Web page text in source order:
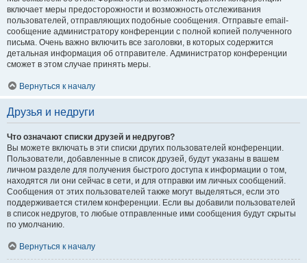
включает меры предосторожности и возможность отслеживания
пользователей, отправляющих подобные сообщения. Отправьте email-
сообщение администратору конференции с полной копией полученного
письма. Очень важно включить все заголовки, в которых содержится
детальная информация об отправителе. Администратор конференции
сможет в этом случае принять меры.
Вернуться к началу
Друзья и недруги
Что означают списки друзей и недругов?
Вы можете включать в эти списки других пользователей конференции.
Пользователи, добавленные в список друзей, будут указаны в вашем
личном разделе для получения быстрого доступа к информации о том,
находятся ли они сейчас в сети, и для отправки им личных сообщений.
Сообщения от этих пользователей также могут выделяться, если это
поддерживается стилем конференции. Если вы добавили пользователей
в список недругов, то любые отправленные ими сообщения будут скрыты
по умолчанию.
Вернуться к началу